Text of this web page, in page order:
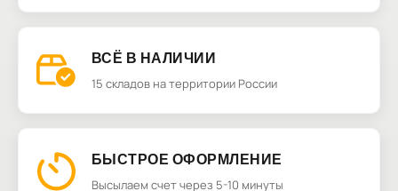
ВСЁ В НАЛИЧИИ
15 складов на территории России
БЫСТРОЕ ОФОРМЛЕНИЕ
Высылаем счет через 5-10 минуты